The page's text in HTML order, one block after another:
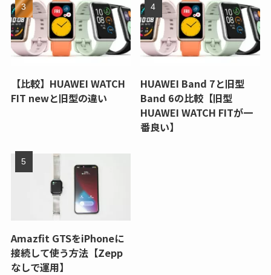
【比較】HUAWEI WATCH
FIT newと旧型の違い
HUAWEI Band 7と旧型
Band 6の比較【旧型
HUAWEI WATCH FITが一
番良い】
Amazfit GTSをiPhoneに
接続して使う方法【Zepp
なしで運用】